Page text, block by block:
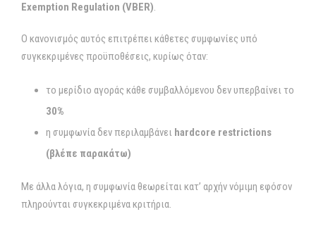
Exemption Regulation (VBER).
Ο κανονισμός αυτός επιτρέπει κάθετες συμφωνίες υπό
συγκεκριμένες προϋποθέσεις, κυρίως όταν:
το μερίδιο αγοράς κάθε συμβαλλόμενου δεν υπερβαίνει το
30%
η συμφωνία δεν περιλαμβάνει hardcore restrictions
(βλέπε παρακάτω)
Με άλλα λόγια, η συμφωνία θεωρείται κατ’ αρχήν νόμιμη εφόσον
πληρούνται συγκεκριμένα κριτήρια.